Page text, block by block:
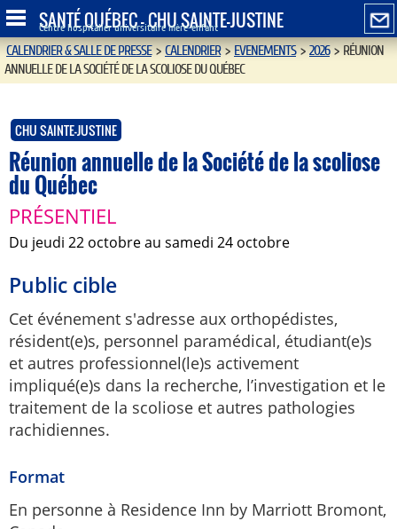
SANTÉ QUÉBEC - CHU SAINTE-JUSTINE
Centre hospitalier universitaire mère-enfant
CALENDRIER & SALLE DE PRESSE>CALENDRIER>EVENEMENTS>2026>RÉUNION
ANNUELLE DE LA SOCIÉTÉ DE LA SCOLIOSE DU QUÉBEC
CHU SAINTE-JUSTINE
Réunion annuelle de la Société de la scoliose
du Québec
PRÉSENTIEL
du jeudi 22 octobre au samedi 24 octobre
Public cible
Cet événement s'adresse aux orthopédistes,
résident(e)s, personnel paramédical, étudiant(e)s
et autres professionnel(le)s activement
impliqué(e)s dans la recherche, l’investigation et le
traitement de la scoliose et autres pathologies
rachidiennes.
Format
En personne à Residence Inn by Marriott Bromont,